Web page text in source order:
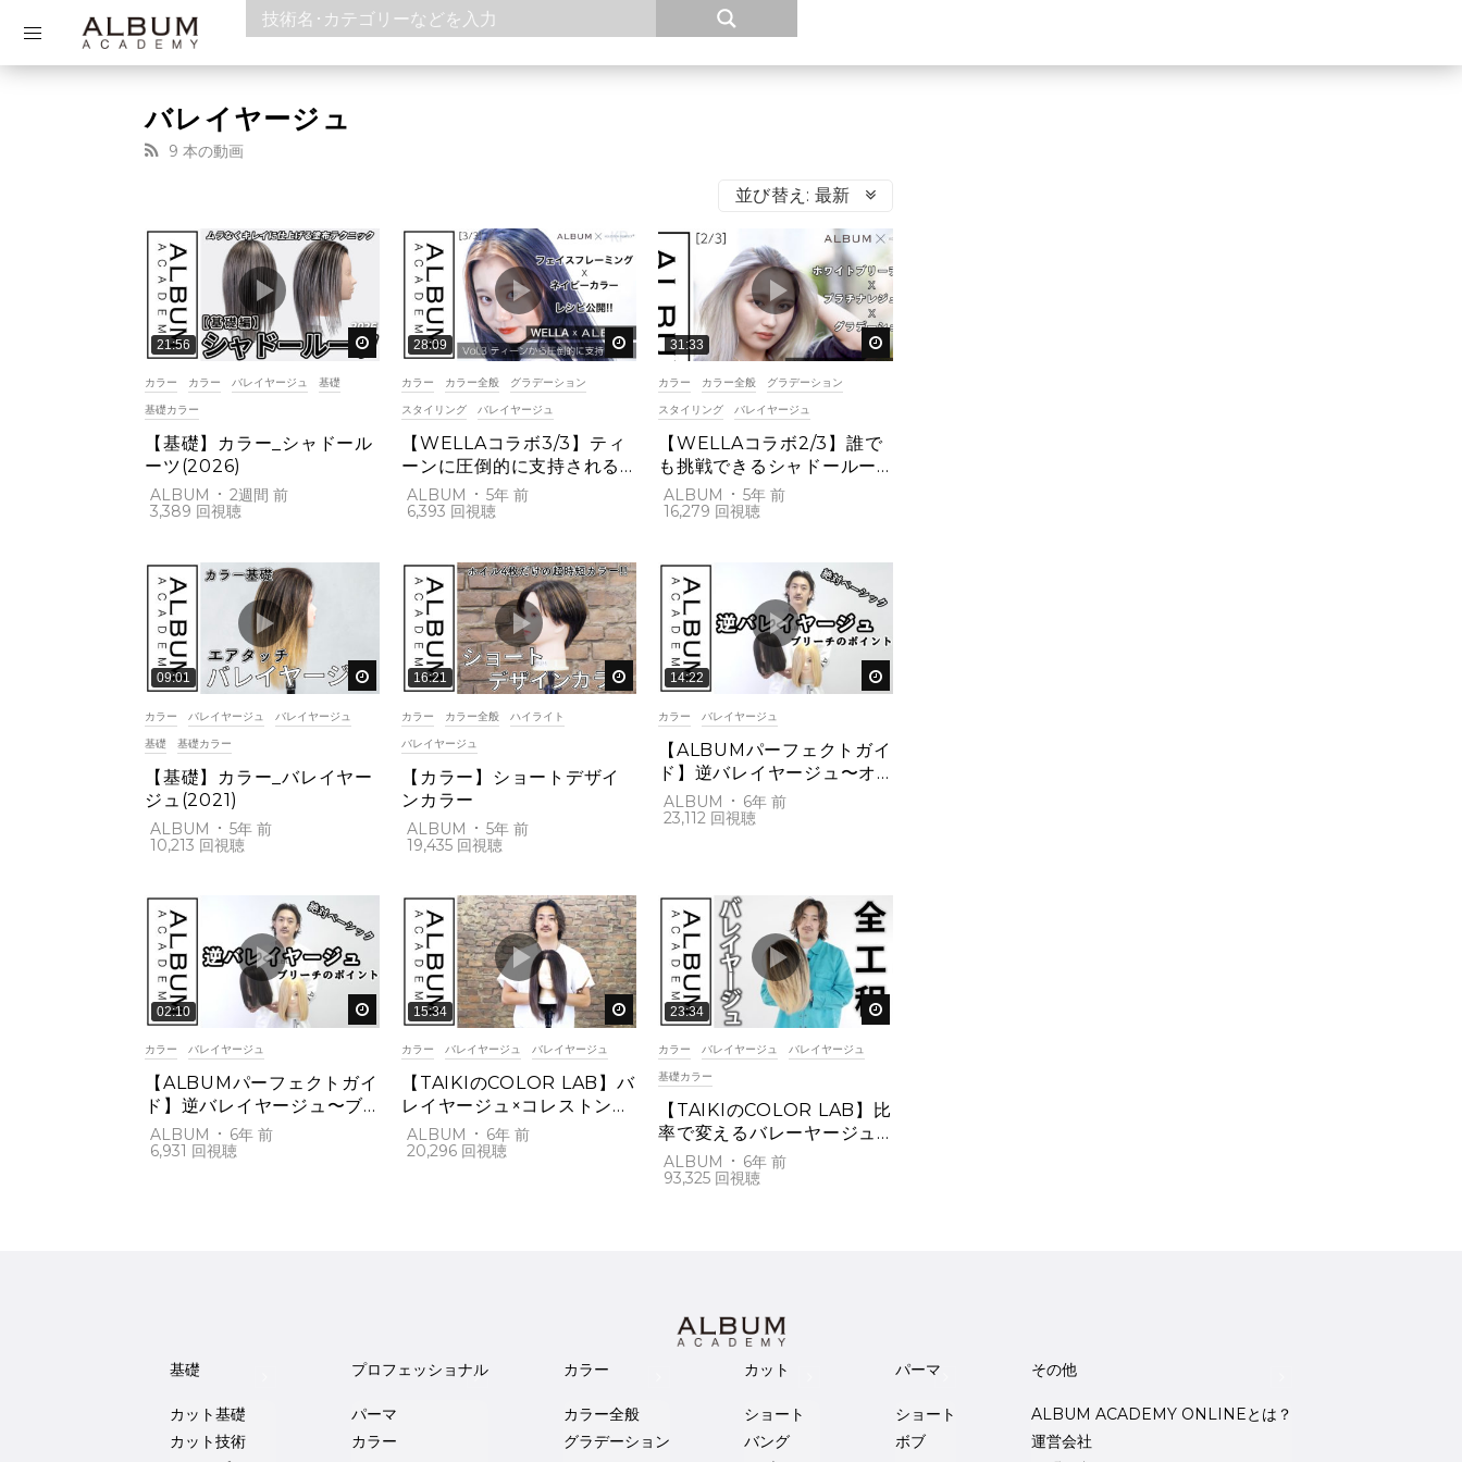
バレイヤージュ
9 本の動画
並び替え: 最新
後で見る
21:56
カラー カラー バレイヤージュ
基礎
基礎カラー
【基礎】カラー_シャドール
ーツ(2026)
ALBUM
2週間 前
3,389
後で見る
28:09
カラー カラー全般
グラデーション
スタイリング
バレイヤージュ
【WELLAコラボ3/3】ティ
ーンに圧倒的に支持される
ネイビーカラー
フレーミング(衣川)
ALBUM
5年 前
6,393
後で見る
31:33
カラー カラー全般
グラデーション
スタイリング
バレイヤージュ
【WELLAコラボ2/3】誰で
も挑戦できるシャドールー
ツ(衣川)
ALBUM
5年 前
16,279
後で見る
09:01
カラー バレイヤージュ
バレイヤージュ
基礎
基礎カラー
【基礎】カラー_バレイヤー
ジュ(2021)
ALBUM
5年 前
10,213
後で見る
16:21
カラー カラー全般
ハイライト
バレイヤージュ
【カラー】ショートデザイ
ンカラー
ALBUM
5年 前
19,435
14:22
カラー バレイヤージュ
【ALBUMパーフェクトガイ
ド】逆バレイヤージュ〜オ
ンカラーテクニック〜(桑原)
ALBUM
6年 前
23,112
後で見る
02:10
カラー バレイヤージュ
【ALBUMパーフェクトガイ
ド】逆バレイヤージュ〜ブ
リーチ施術のポイント〜(桑
原)
ALBUM
6年 前
6,931
後で見る
15:34
カラー バレイヤージュ バレイヤージュ
【TAIKIのCOLOR LAB】バ
レイヤージュ×コレストンプ
ラス(桑原)
ALBUM
6年 前
20,296
23:34
カラー バレイヤージュ
バレイヤージュ
基礎カラー
【TAIKIのCOLOR LAB】比
率で変えるバレーヤージュ
(桑原)
ALBUM
6年 前
93,325
基礎
カット基礎
カット技術
プロフェッショナル
パーマ
カラー
カラー
カラー全般
グラデーション
カット
ショート
バング
パーマ
ショート
ボブ
その他
ALBUM ACADEMY ONLINEとは？
運営会社